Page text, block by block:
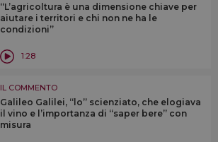
“L’agricoltura è una dimensione chiave per
aiutare i territori e chi non ne ha le
condizioni”
1:28
IL COMMENTO
Galileo Galilei, “lo” scienziato, che elogiava
il vino e l’importanza di “saper bere” con
misura